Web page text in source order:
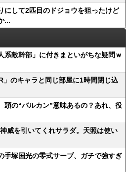
にして2匹目のドジョウを狙ったけど
...
系敵幹部」に付きまといがちな疑問ｗ
」のキャラと同じ部屋に1時間閉じ込
頭の“バルカン”意味あるの？あれ、役
威を引いてくれサラダ。天照は使い
手塚国光の零式サーブ、ガチで強すぎ